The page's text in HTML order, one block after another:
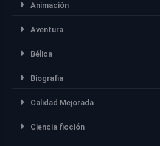
Animación
Aventura
Bélica
Biografia
Calidad Mejorada
Ciencia ficción